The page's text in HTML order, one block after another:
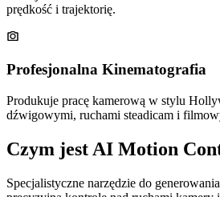
prędkość i trajektorię.
Profesjonalna Kinematografia
Produkuje pracę kamerową w stylu
dźwigowymi, ruchami steadicam i
Czym jest AI Motion
Specjalistyczne narzędzie do